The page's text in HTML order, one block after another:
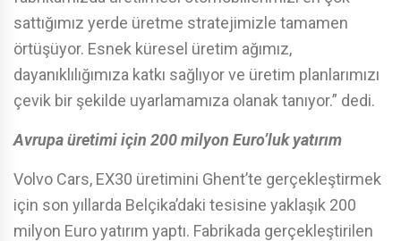
sattığımız yerde üretme stratejimizle tamamen
örtüşüyor. Esnek küresel üretim ağımız,
dayanıklılığımıza katkı sağlıyor ve üretim planlarımızı
çevik bir şekilde uyarlamamıza olanak tanıyor.” dedi.
Avrupa üretimi için 200 milyon Euro’luk yatırım
Volvo Cars, EX30 üretimini Ghent’te gerçekleştirmek
için son yıllarda Belçika’daki tesisine yaklaşık 200
milyon Euro yatırım yaptı. Fabrikada gerçekleştirilen